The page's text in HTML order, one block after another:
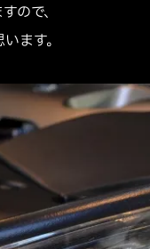
ので、
ます。